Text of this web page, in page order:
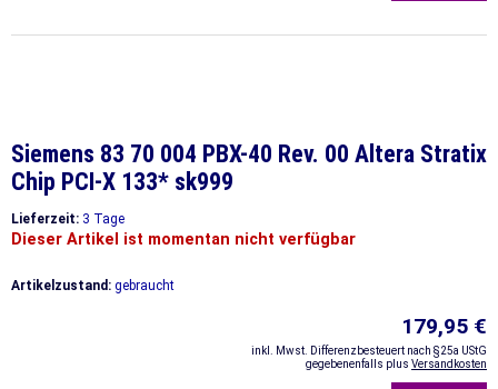
Siemens 83 70 004 PBX-40 Rev. 00 Altera Stratix
Chip PCI-X 133* sk999
Lieferzeit: 3 Tage
Dieser Artikel ist momentan nicht verfügbar
Artikelzustand: gebraucht
179,95 €
inkl. Mwst. Differenzbesteuert nach §25a UStG
gegebenenfalls plus Versandkosten